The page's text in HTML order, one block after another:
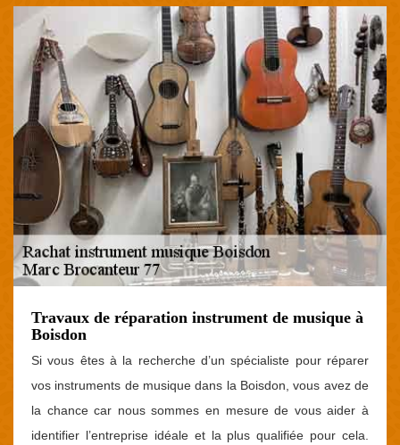
Travaux de réparation instrument de musique à
Boisdon
Si vous êtes à la recherche d’un spécialiste pour réparer
vos instruments de musique dans la Boisdon, vous avez de
la chance car nous sommes en mesure de vous aider à
identifier l’entreprise idéale et la plus qualifiée pour cela.